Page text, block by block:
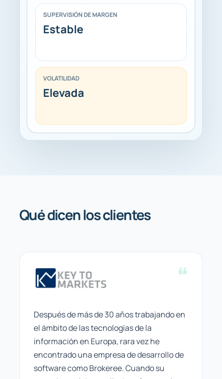
SUPERVISIÓN DE MARGEN
Estable
VOLATILIDAD
Elevada
Qué dicen los clientes
Después de más de 30 años trabajando en
el ámbito de las tecnologías de la
información en Europa, rara vez he
encontrado una empresa de desarrollo de
software como Brokeree. Cuando su